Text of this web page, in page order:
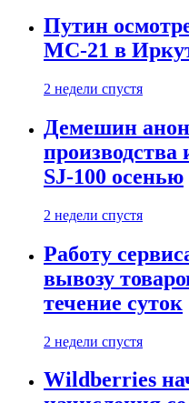
Путин
МС-21 в
2 недели спустя
Демешин
SJ-100 осенью
2 недели спустя
Работу
вывозу
течение суток
2 недели спустя
Wildberries